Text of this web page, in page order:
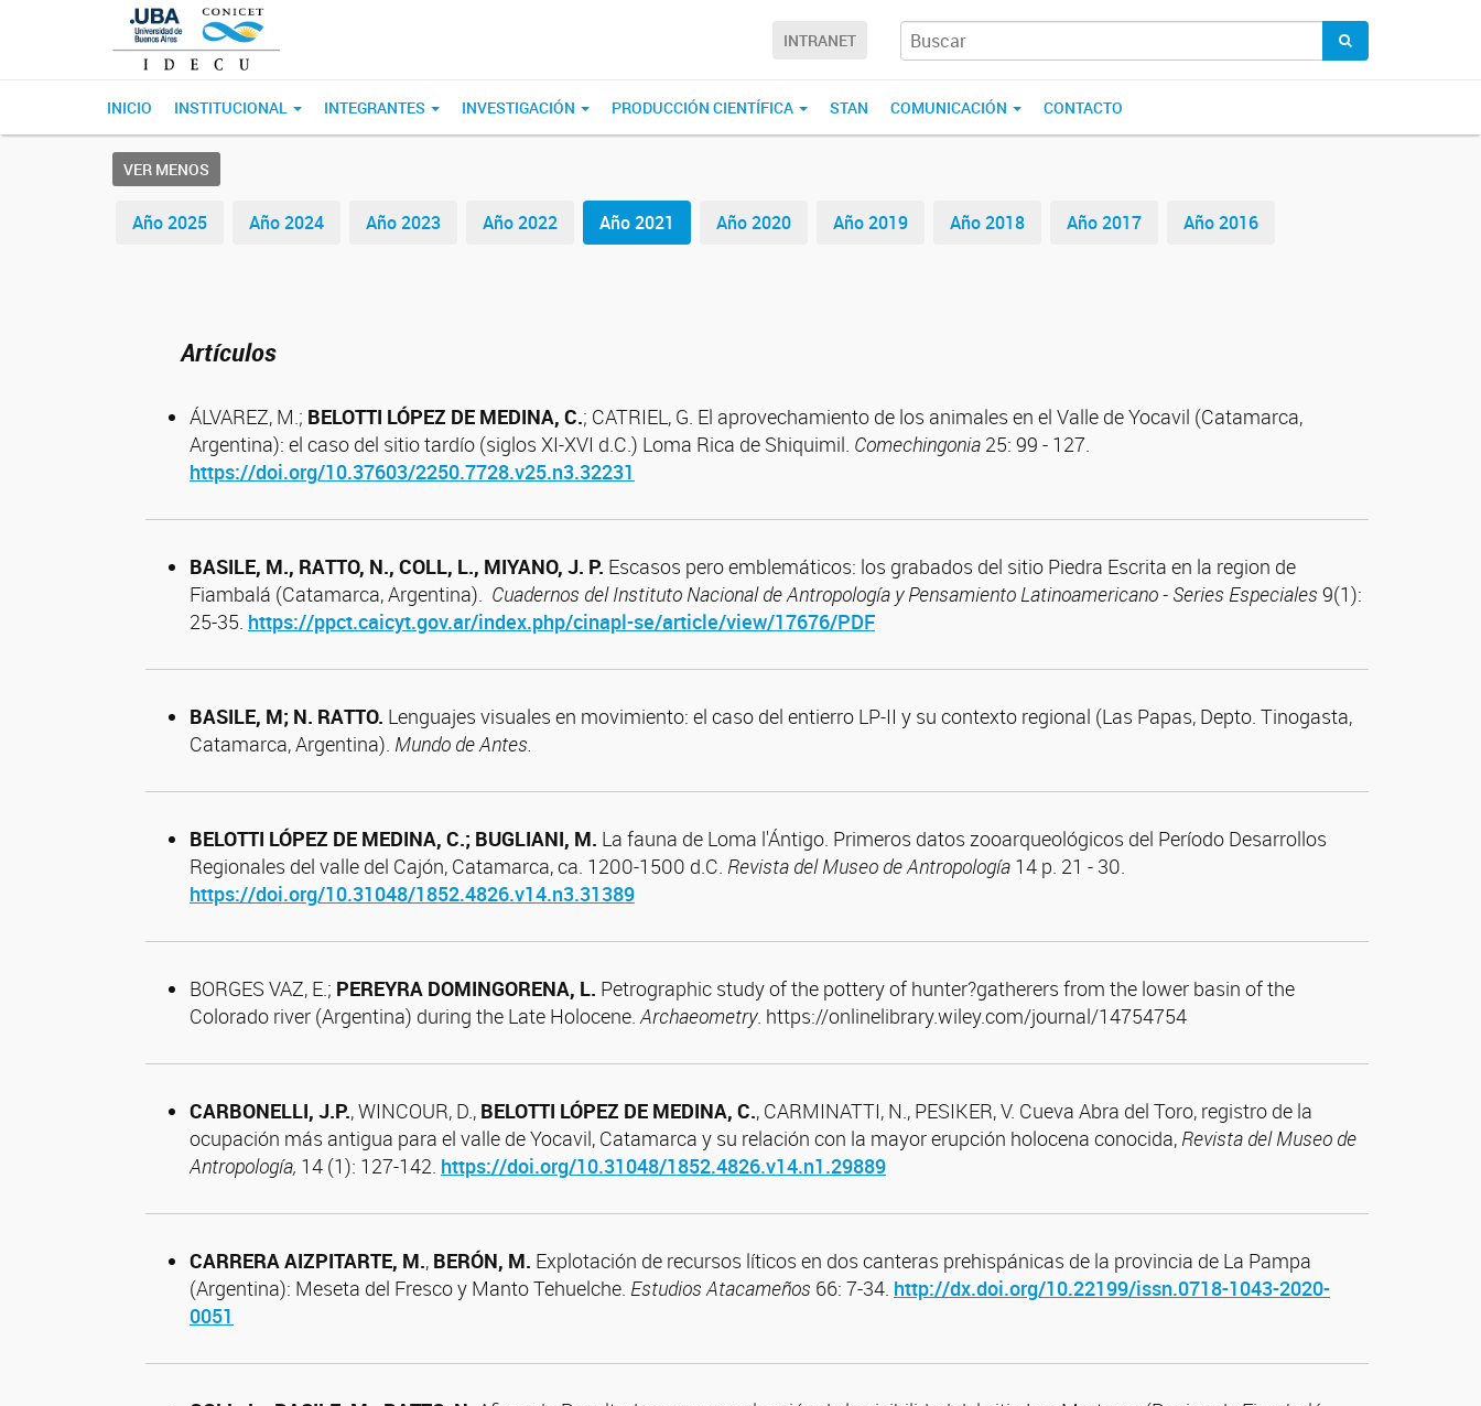
INTRANET
INICIO INSTITUCIONAL INTEGRANTES INVESTIGACIÓN PRODUCCIÓN CIENTÍFICA STAN COMUNICACIÓN CONTACTO
VER MENOS
Año 2025 Año 2024 Año 2023 Año 2022 Año 2021 Año 2020 Año 2019 Año 2018 Año 2017 Año 2016
Artículos
ÁLVAREZ, M.; BELOTTI LÓPEZ DE MEDINA, C.; CATRIEL, G. El aprovechamiento de los animales en el Valle de Yocavil (Catamarca,
Argentina): el caso del sitio tardío (siglos XI-XVI d.C.) Loma Rica de Shiquimil. Comechingonia 25: 99 - 127.
https://doi.org/10.37603/2250.7728.v25.n3.32231
BASILE, M., RATTO, N., COLL, L., MIYANO, J. P. Escasos pero emblemáticos: los grabados del sitio Piedra Escrita en la region de
Fiambalá (Catamarca, Argentina). Cuadernos del Instituto Nacional de Antropología y Pensamiento Latinoamericano - Series Especiales 9(1):
25-35. https://ppct.caicyt.gov.ar/index.php/cinapl-se/article/view/17676/PDF
BASILE, M; N. RATTO. Lenguajes visuales en movimiento: el caso del entierro LP-II y su contexto regional (Las Papas, Depto. Tinogasta,
Catamarca, Argentina). Mundo de Antes.
BELOTTI LÓPEZ DE MEDINA, C.; BUGLIANI, M. La fauna de Loma l'Ántigo. Primeros datos zooarqueológicos del Período Desarrollos
Regionales del valle del Cajón, Catamarca, ca. 1200-1500 d.C. Revista del Museo de Antropología 14 p. 21 - 30.
https://doi.org/10.31048/1852.4826.v14.n3.31389
BORGES VAZ, E.; PEREYRA DOMINGORENA, L. Petrographic study of the pottery of hunter?gatherers from the lower basin of the
Colorado river (Argentina) during the Late Holocene.Archaeometry. https://onlinelibrary.wiley.com/journal/14754754
CARBONELLI, J.P., WINCOUR, D., BELOTTI LÓPEZ DE MEDINA, C., CARMINATTI, N., PESIKER, V. Cueva Abra del Toro, registro de la
ocupación más antigua para el valle de Yocavil, Catamarca y su relación con la mayor erupción holocena conocida, Revista del Museo de
Antropología, 14 (1): 127-142. https://doi.org/10.31048/1852.4826.v14.n1.29889
CARRERA AIZPITARTE, M., BERÓN, M. Explotación de recursos líticos en dos canteras prehispánicas de la provincia de La Pampa
(Argentina): Meseta del Fresco y Manto Tehuelche. Estudios Atacameños 66: 7-34. http://dx.doi.org/10.22199/issn.0718-1043-2020-
0051